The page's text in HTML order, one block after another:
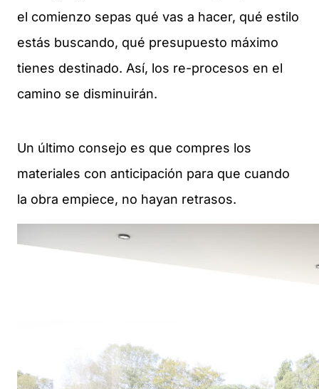
el comienzo sepas qué vas a hacer, qué estilo
estás buscando, qué presupuesto máximo
tienes destinado. Así, los re-procesos en el
camino se disminuirán.
Un último consejo es que compres los
materiales con anticipación para que cuando
la obra empiece, no hayan retrasos.